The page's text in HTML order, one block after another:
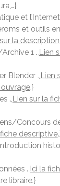
et
et outils
la
1 ., Lien
Blender ., Lien
.}
., Lien sur la
Concours
descriptive
., Ici la
libraire.}